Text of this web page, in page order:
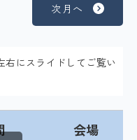
次月へ
にスライドしてご覧い
会場